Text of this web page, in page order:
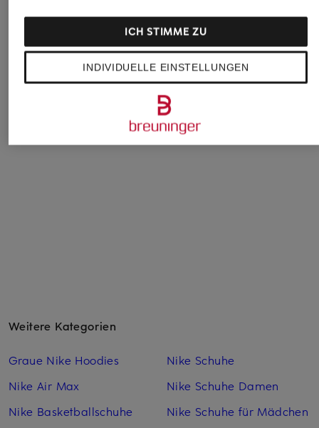
Nike
159,99 €
ASICS
Weitere Kategorien
Graue Nike Hoodies
Nike Air Max
Nike Basketballschuhe
Nike Schuhe
Nike Schuhe Damen
Nike Schuhe für Mädchen
INDIVIDUELLE EINSTELLUNGEN
ICH STIMME ZU